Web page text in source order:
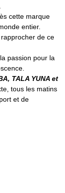
cette marque
entier.
de ce
passion pour la
TALA YUNA et
tous les matins
et de